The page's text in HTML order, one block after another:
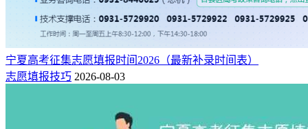
宁夏高考征集志愿填报时间2026（最新补录时间表）
志愿填报技巧 2026-08-03